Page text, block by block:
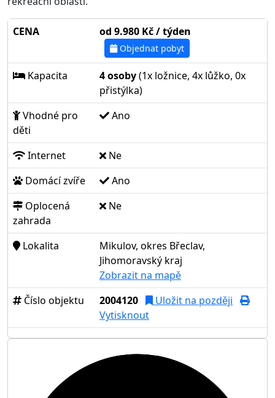
CENA od 9.980 Kč / týden
Objednat pobyt
Kapacita 4 osoby(1x ložnice, 4x lůžko, 0x
přistýlka)
Vhodné pro
děti
Ano
Internet
Ne
Domácí zvíře
Ano
Oplocená
zahrada
Ne
Lokalita
Mikulov, okres Břeclav,
Jihomoravský kraj
Zobrazit na mapě
Číslo objektu
2004120
Uložit na později
Vytisknout